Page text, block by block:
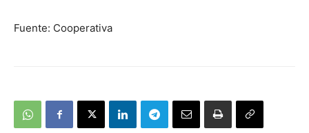
Fuente: Cooperativa